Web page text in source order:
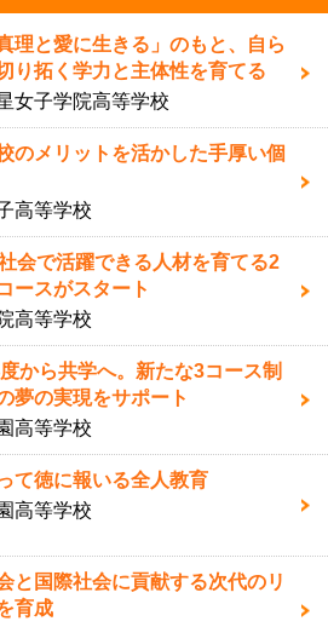
理と愛に生きる」のもと、自ら
り拓く学力と主体性を育てる
女子学院高等学校
のメリットを活かした手厚い個
高等学校
会で活躍できる人材を育てる2
ースがスタート
高等学校
から共学へ。新たな3コース制
夢の実現をサポート
高等学校
て徳に報いる全人教育
高等学校
と国際社会に貢献する次代のリ
育成